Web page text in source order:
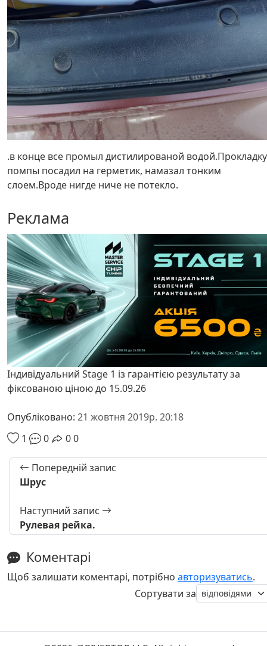
.в конце все промыл дистилированой водой.Прокладку
помпы посадил на герметик, намазал тонким
слоем.Вроде нигде ниче не потекло.
Реклама
Індивідуальний Stage 1 із гарантією результату за
фіксованою ціною до 15.09.26
Опубліковано: 21 жовтня 2019р. 20:18
1
0 00
Попередній запис
Шрус
Наступний запис
Рулевая рейка.
Коментарі
Щоб залишати коментарі, потрібно авторизуватись.
Сортувати за